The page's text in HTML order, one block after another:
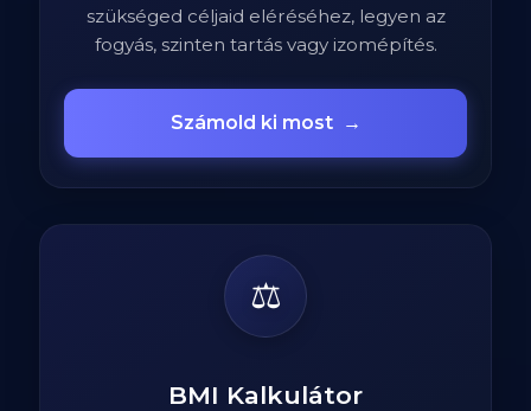
szükséged céljaid eléréséhez, legyen az
fogyás, szinten tartás vagy izomépítés.
Számold ki most →
⚖️
BMI Kalkulátor